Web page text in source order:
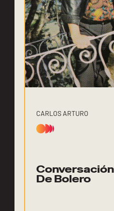
CARLOS ARTURO
De Bolero